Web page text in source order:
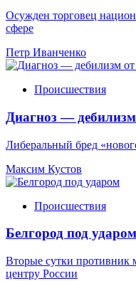
Осужден торговец
сфере
Петр Иванченко
Происшествия
Диагноз —
Либеральный бред
Максим Кустов
Происшествия
Белгород под ударом
Вторые сутки противник
центру России